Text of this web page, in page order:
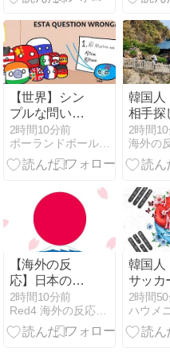
外から称賛の
声
【世界】シン
プルな問い
【ポーランド
ボール】
2時間10分前
ポーランドボール 翻訳
韓国人
相手探
へ？仏
活イベ
競争率
→「女
倍、
倍…」
2時間
海外の
【海外の反
応】日本のウ
ェブサイトっ
て質の低いも
のが多い気が
2時間10分前
Red4 海外の反応まとめ
韓国人
サッカ
待に日
判も接
たみた
2時間